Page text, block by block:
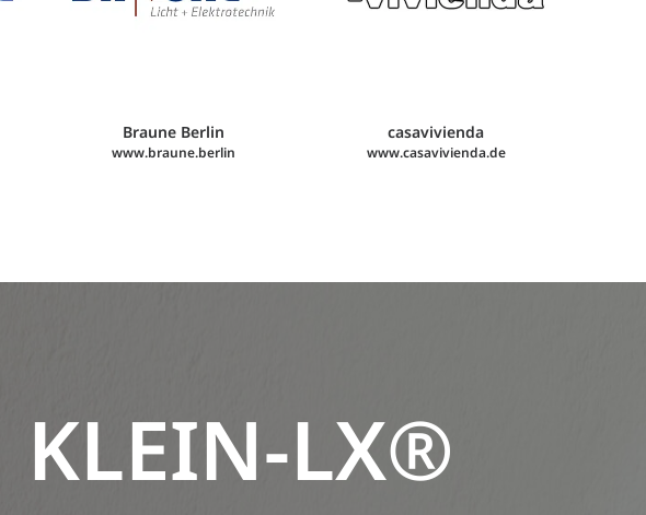
Braune Berlin
www.braune.berlin
casavivienda
www.casavivienda.de
KLEIN-LX®